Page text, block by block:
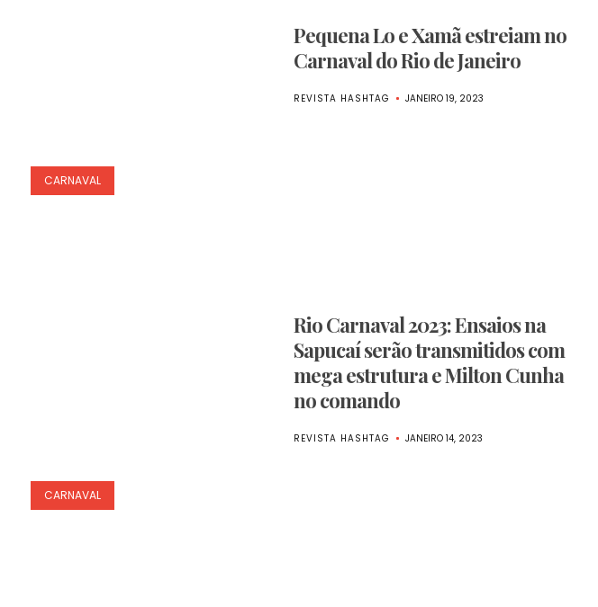
CARNAVAL
Pequena Lo e Xamã estreiam no
Carnaval do Rio de Janeiro
REVISTA HASHTAG JANEIRO 19, 2023
CARNAVAL
Rio Carnaval 2023: Ensaios na
Sapucaí serão transmitidos com
mega estrutura e Milton Cunha
no comando
REVISTA HASHTAG JANEIRO 14, 2023